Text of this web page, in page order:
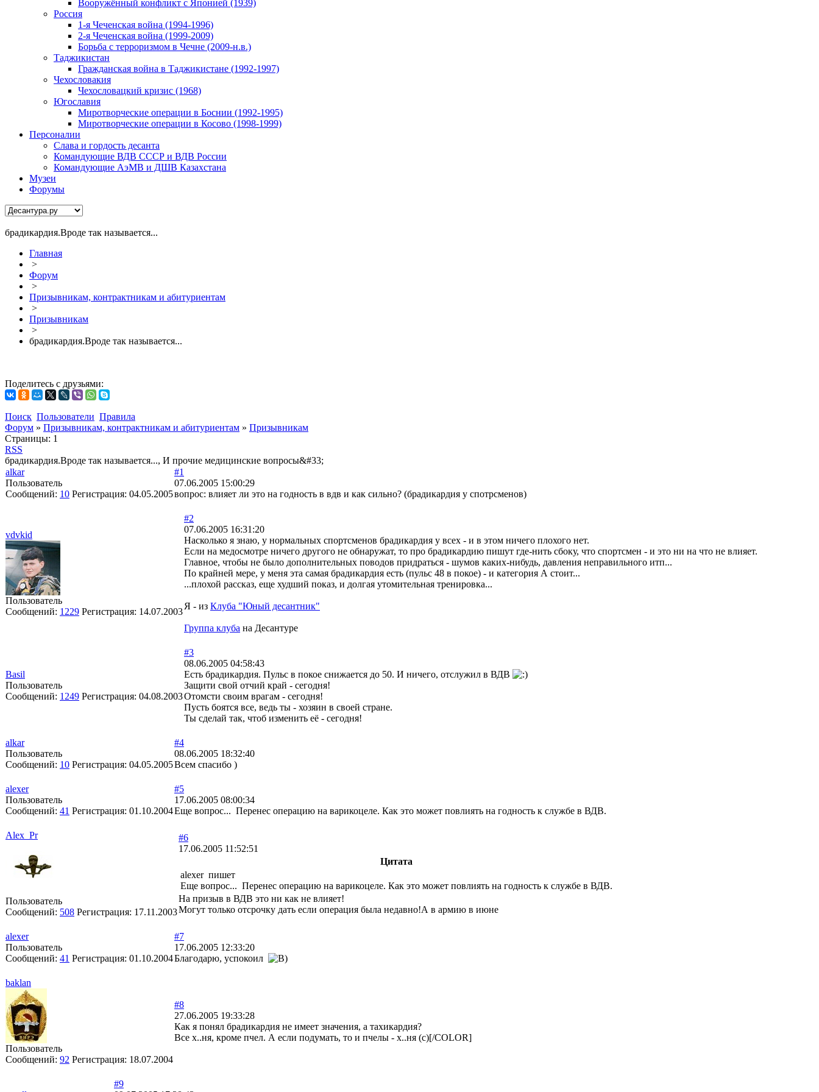
Вооружённый конфликт с Японией (1939)
Россия
1-я Чеченская война (1994-1996)
2-я Чеченская война (1999-2009)
Борьба с терроризмом в Чечне (2009-н.в.)
Таджикистан
Гражданская война в Таджикистане (1992-1997)
Чехословакия
Чехословацкий кризис (1968)
Югославия
Миротворческие операции в Боснии (1992-1995)
Миротворческие операции в Косово (1998-1999)
Персоналии
Слава и гордость десанта
Командующие ВДВ СССР и ВДВ России
Командующие АэМВ и ДШВ Казахстана
Музеи
Форумы
брадикардия.Вроде так называется...
Главная
>
Форум
>
Призывникам, контрактникам и абитуриентам
>
Призывникам
>
брадикардия.Вроде так называется...
Поделитесь с друзьями:
Поиск Пользователи Правила
Форум » Призывникам, контрактникам и абитуриентам » Призывникам
Страницы: 1
RSS
брадикардия.Вроде так называется..., И прочие медицинские вопросы&#33;
alkar
Пользователь
Сообщений: 10 Регистрация: 04.05.2005
#1
07.06.2005 15:00:29
вопрос: влияет ли это на годность в вдв и как сильно? (брадикардия у спотрсменов)
vdvkid
Пользователь
Сообщений: 1229 Регистрация: 14.07.2003
#2
07.06.2005 16:31:20
Насколько я знаю, у нормальных спортсменов брадикардия у всех - и в этом ничего плохого нет.
Если на медосмотре ничего другого не обнаружат, то про брадикардию пишут где-нить сбоку, что спортсмен - и это ни на что не влияет.
Главное, чтобы не было дополнительных поводов придраться - шумов каких-нибудь, давления неправильного итп...
По крайней мере, у меня эта самая брадикардия есть (пульс 48 в покое) - и категория А стоит...
...плохой рассказ, еще худший показ, и долгая утомительная тренировка...
Я - из Клуба "Юный десантник"
Группа клуба на Десантуре
Basil
Пользователь
Сообщений: 1249 Регистрация: 04.08.2003
#3
08.06.2005 04:58:43
Есть брадикардия. Пульс в покое снижается до 50. И ничего, отслужил в ВДВ
Защити свой отчий край - сегодня!
Отомсти своим врагам - сегодня!
Пусть боятся все, ведь ты - хозяин в своей стране.
Ты сделай так, чтоб изменить её - сегодня!
alkar
Пользователь
Сообщений: 10 Регистрация: 04.05.2005
#4
08.06.2005 18:32:40
Всем спасибо )
alexer
Пользователь
Сообщений: 41 Регистрация: 01.10.2004
#5
17.06.2005 08:00:34
Еще вопрос... Перенес операцию на варикоцеле. Как это может повлиять на годность к службе в ВДВ.
Alex_Pr
Пользователь
Сообщений: 508 Регистрация: 17.11.2003
#6
17.06.2005 11:52:51
Цитата
alexer пишет
Еще вопрос... Перенес операцию на варикоцеле. Как это может повлиять на годность к службе в ВДВ.
На призыв в ВДВ это ни как не влияет!
Могут только отсрочку дать если операция была недавно!А в армию в июне
alexer
Пользователь
Сообщений: 41 Регистрация: 01.10.2004
#7
17.06.2005 12:33:20
Благодарю, успокоил
baklan
Пользователь
Сообщений: 92 Регистрация: 18.07.2004
#8
27.06.2005 19:33:28
Как я понял брадикардия не имеет значения, а тахикардия?
Все х..ня, кроме пчел. А если подумать, то и пчелы - х..ня (с)[/COLOR]
#9